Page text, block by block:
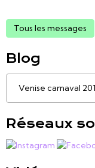
Tous les messages
Blog
Venise carnaval
Réseaux